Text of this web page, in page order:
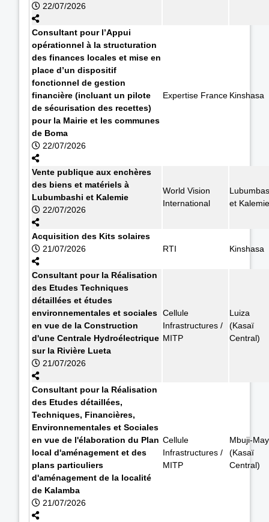
22/07/2026
Consultant pour l’Appui
opérationnel à la structuration
des finances locales et mise en
place d’un dispositif
fonctionnel de gestion
financière (incluant un pilote
de sécurisation des recettes)
pour la Mairie et les communes
de Boma
22/07/2026
Expertise France Kinshasa
Vente publique aux enchères
des biens et matériels à
Lubumbashi et Kalemie
22/07/2026
World Vision
International
et Kalemie
Acquisition des Kits solaires
21/07/2026
RTI Kinshasa
Consultant pour la Réalisation
des Etudes Techniques
détaillées et études
environnementales et sociales
en vue de la Construction
d'une Centrale Hydroélectrique
sur la Rivière Lueta
21/07/2026
Cellule
Infrastructures /
MITP
Luiza
(Kasaï
Central)
Consultant pour la Réalisation
des Etudes détaillées,
Techniques, Financières,
Environnementales et Sociales
en vue de l'élaboration du Plan
local d'aménagement et des
plans particuliers
d'aménagement de la localité
de Kalamba
21/07/2026
Cellule
Infrastructures /
MITP
Mbuji-
(Kasaï
Central)